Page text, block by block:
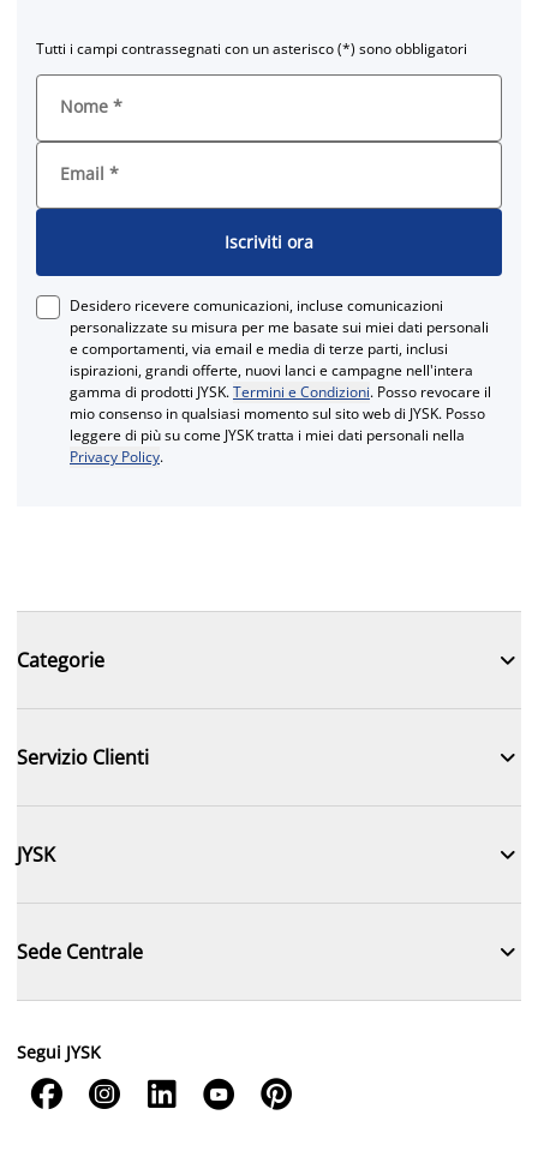
Tutti i campi contrassegnati con un asterisco (*) sono obbligatori
Nome *
Email *
Iscriviti ora
Desidero ricevere comunicazioni, incluse comunicazioni
personalizzate su misura per me basate sui miei dati personali
e comportamenti, via email e media di terze parti, inclusi
ispirazioni, grandi offerte, nuovi lanci e campagne nell'intera
gamma di prodotti JYSK.Termini e Condizioni. Posso revocare il
mio consenso in qualsiasi momento sul sito web di JYSK. Posso
leggere di più su come JYSK tratta i miei dati personali nella
Privacy Policy.
Categorie 
Servizio Clienti 
JYSK 
Sede Centrale 
Segui JYSK
    